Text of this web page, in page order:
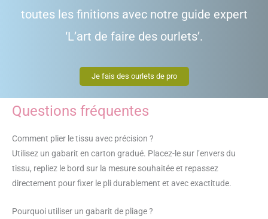
toutes les finitions avec notre guide expert
‘L’art de faire des ourlets’.
Je fais des ourlets de pro
Questions fréquentes
Comment plier le tissu avec précision ?
Utilisez un gabarit en carton gradué. Placez-le sur l’envers du
tissu, repliez le bord sur la mesure souhaitée et repassez
directement pour fixer le pli durablement et avec exactitude.
Pourquoi utiliser un gabarit de pliage ?